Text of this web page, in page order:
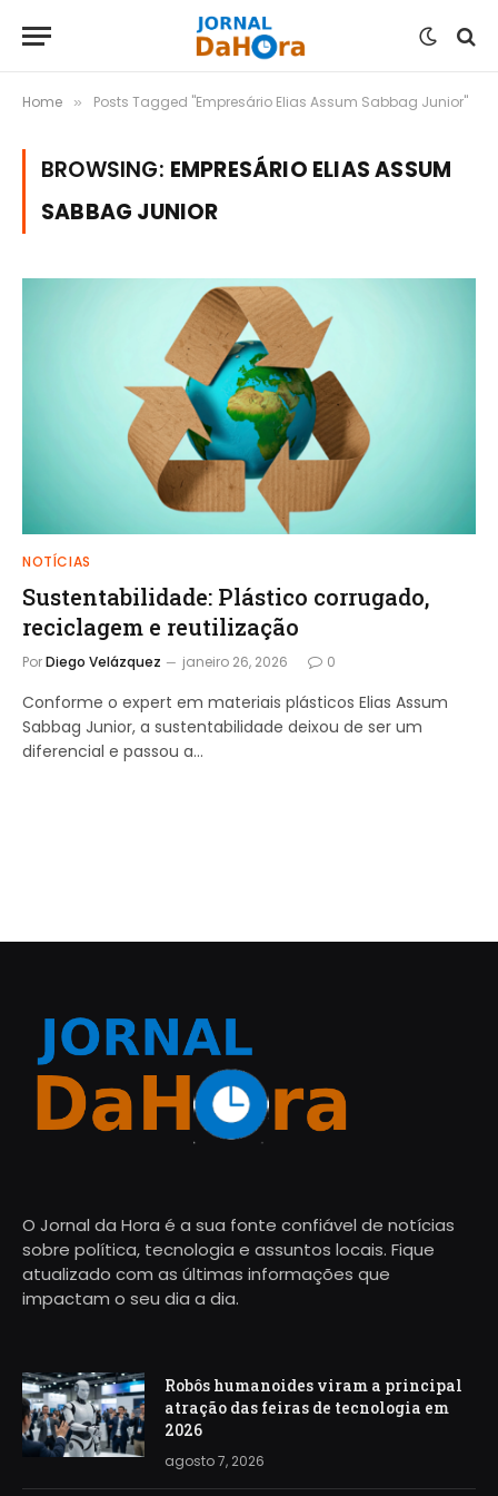
Home » Posts Tagged "Empresário Elias Assum Sabbag Junior"
BROWSING: EMPRESÁRIO ELIAS ASSUM
SABBAG JUNIOR
NOTÍCIAS
Sustentabilidade: Plástico corrugado,
reciclagem e reutilização
PorDiego Velázquez janeiro 26, 2026 0
Conforme o expert em materiais plásticos Elias Assum
Sabbag Junior, a sustentabilidade deixou de ser um
diferencial e passou a…
O Jornal da Hora é a sua fonte confiável de notícias
sobre política, tecnologia e assuntos locais. Fique
atualizado com as últimas informações que
impactam o seu dia a dia.
Robôs humanoides viram a principal
atração das feiras de tecnologia em
2026
agosto 7, 2026